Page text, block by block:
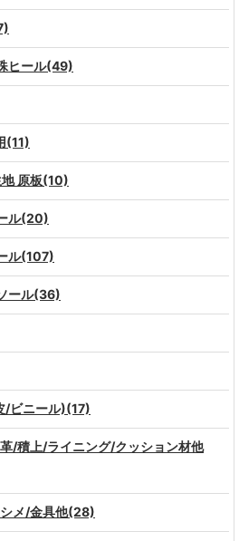
ヒール(49)
(11)
原板(10)
ル(20)
ル(107)
ール(36)
/ビニール)(17)
/積上/ライニング/クッション材他
メ/金具他(28)